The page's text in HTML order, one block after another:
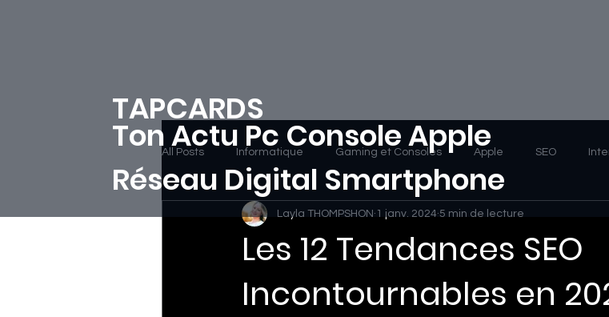
TAPCARDS
Ton Actu Pc Console Apple
Réseau Digital Smartphone
All Posts Informatique Gaming et Consoles Apple SEO
Les 12 Tendances SEO
Incontournables en
Layla THOMPSHON 1 janv. 2024 5 min de lecture